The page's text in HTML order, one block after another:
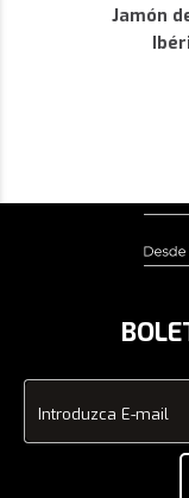
Jamón
Introduzca E-mail